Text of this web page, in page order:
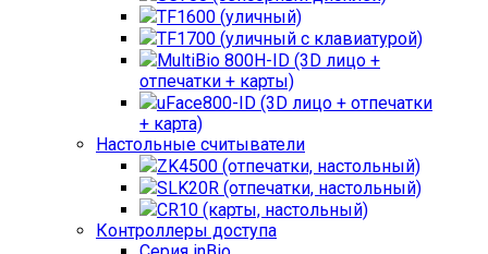
TF1600 (уличный)
TF1700 (уличный с клавиатурой)
MultiBio 800H-ID (3D лицо +
отпечатки + карты)
uFace800-ID (3D лицо + отпечатки
+ карта)
Настольные считыватели
ZK4500 (отпечатки, настольный)
SLK20R (отпечатки, настольный)
CR10 (карты, настольный)
Контроллеры доступа